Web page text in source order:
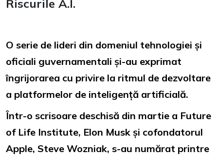
Riscurile A.I.
O serie de lideri din domeniul tehnologiei și
oficiali guvernamentali și-au exprimat
îngrijorarea cu privire la ritmul de dezvoltare
a platformelor de inteligență artificială.
Într-o scrisoare deschisă din martie a Future
of Life Institute, Elon Musk și cofondatorul
Apple, Steve Wozniak, s-au numărat printre